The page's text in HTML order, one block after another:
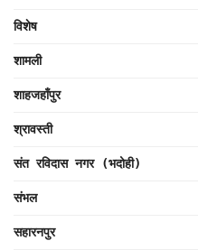
विशेष
शामली
शाहजहाँपुर
श्रावस्ती
संत रविदास नगर (भदोही)
संभल
सहारनपुर